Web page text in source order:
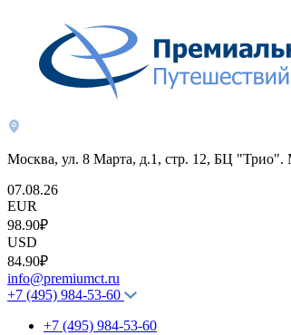
Москва, ул. 8 Марта, д.1, стр. 12, БЦ "Трио".
07.08.26
EUR
98.90₽
USD
84.90₽
info@premiumct.ru
+7 (495) 984-53-60
+7 (495) 984-53-60